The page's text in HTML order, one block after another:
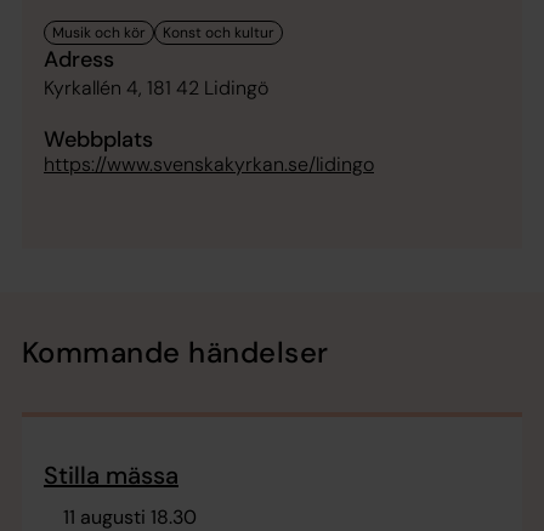
Adress
Kyrkallén 4, 181 42 Lidingö
Webbplats
https://www.svenskakyrkan.se/lidingo
Kommande händelser
Stilla mässa
11 augusti 18.30